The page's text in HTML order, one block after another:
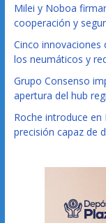
Milei y Noboa
cooperación y
Cinco
los neumáticos y
Grupo Consenso
apertura del hub
Roche introduce
precisión capaz de